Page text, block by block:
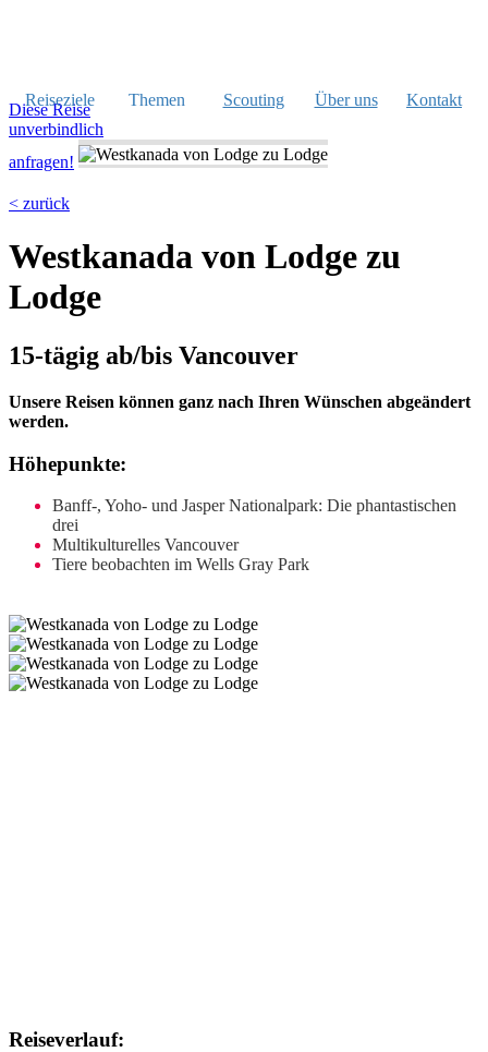
Reiseziele Themen Scouting Über uns Kontakt
Diese Reise
unverbindlich
anfragen!
< zurück
Westkanada von Lodge zu
Lodge
15-tägig ab/bis Vancouver
Unsere Reisen können ganz nach Ihren Wünschen abgeändert
werden.
Höhepunkte:
Banff-, Yoho- und Jasper Nationalpark: Die phantastischen
drei
Multikulturelles Vancouver
Tiere beobachten im Wells Gray Park
Reiseverlauf: